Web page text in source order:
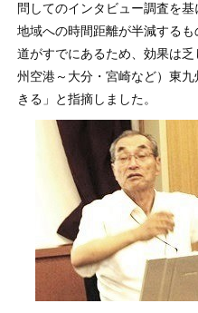
問してのインタビュー調査を
地域への時間距離が半減する
道がすでにあるため、効果は
州空港～大分・宮崎など）東
きる」と指摘しました。